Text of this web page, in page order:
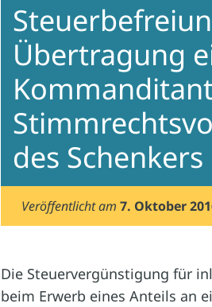
Übertragung
des Schenkers
Veröffentlicht am7. Oktober
Die Steuervergünstigung für
beim Erwerb eines Anteils an